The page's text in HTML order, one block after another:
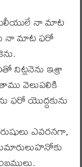
యేలీయులే నా మాట
నా మాట ఫరో
ఇశ్రా
వెలుపలికి
ఫరో యొద్దకును
ఎవరనగా,